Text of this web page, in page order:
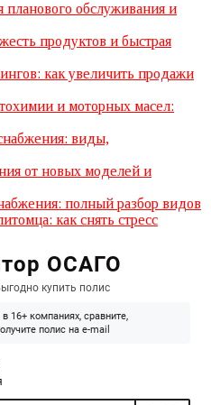
обслуживания и
продуктов и быстрая
как увеличить продажи
и моторных масел:
виды,
от новых моделей и
полный разбор видов
как снять стресс